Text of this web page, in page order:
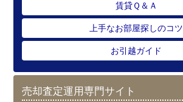
賃貸Ｑ＆Ａ
上手なお部屋探しのコツ
お引越ガイド
売却査定運用専門サイト